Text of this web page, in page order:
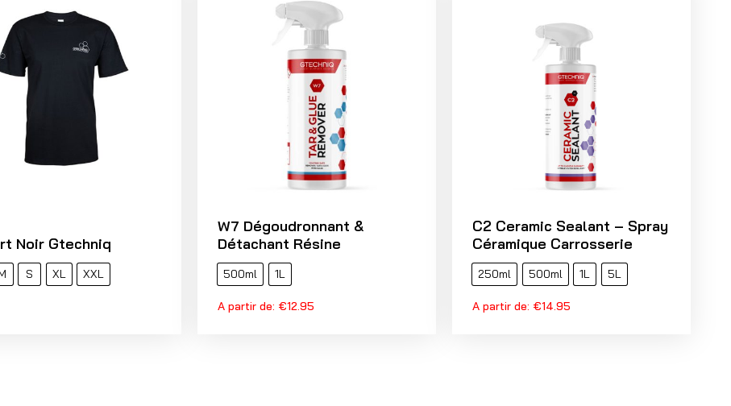
Noir Gtechniq
S XL XXL
W7 Dégoudronnant &
Détachant Résine
500ml 1L
A partir de: €12.95
C2 Ceramic Sealant – Spray
Céramique Carrosserie
250ml 500ml 1L 5L
A partir de: €14.95